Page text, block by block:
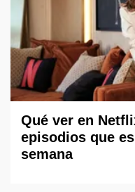
Qué ver en
episodios que
semana